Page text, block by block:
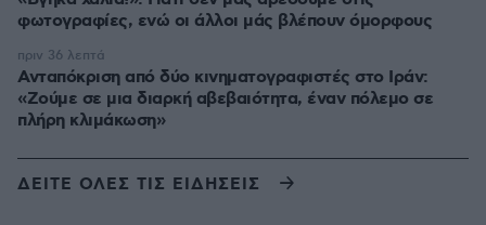
φωτογραφίες, ενώ οι άλλοι μάς βλέπουν όμορφους
Ανταπόκριση από δύο κινηματογραφιστές στο Ιράν:
«Ζούμε σε μια διαρκή αβεβαιότητα, έναν πόλεμο σε
πλήρη κλιμάκωση»
πριν 36 λεπτά
ΔΕΙΤΕ ΟΛΕΣ ΤΙΣ ΕΙΔΗΣΕΙΣ